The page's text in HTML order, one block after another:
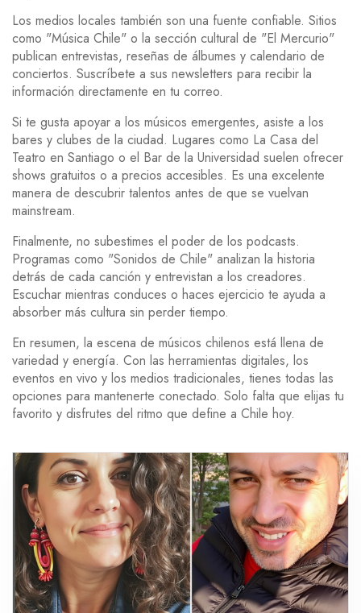
Los medios locales también son una fuente confiable. Sitios
como "Música Chile" o la sección cultural de "El Mercurio"
publican entrevistas, reseñas de álbumes y calendario de
conciertos. Suscríbete a sus newsletters para recibir la
información directamente en tu correo.
Si te gusta apoyar a los músicos emergentes, asiste a los
bares y clubes de la ciudad. Lugares como La Casa del
Teatro en Santiago o el Bar de la Universidad suelen ofrecer
shows gratuitos o a precios accesibles. Es una excelente
manera de descubrir talentos antes de que se vuelvan
mainstream.
Finalmente, no subestimes el poder de los podcasts.
Programas como "Sonidos de Chile" analizan la historia
detrás de cada canción y entrevistan a los creadores.
Escuchar mientras conduces o haces ejercicio te ayuda a
absorber más cultura sin perder tiempo.
En resumen, la escena de músicos chilenos está llena de
variedad y energía. Con las herramientas digitales, los
eventos en vivo y los medios tradicionales, tienes todas las
opciones para mantenerte conectado. Solo falta que elijas tu
favorito y disfrutes del ritmo que define a Chile hoy.